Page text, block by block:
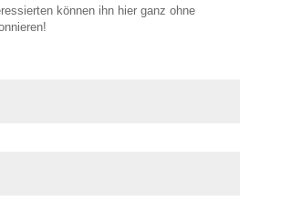
können ihn hier ganz ohne